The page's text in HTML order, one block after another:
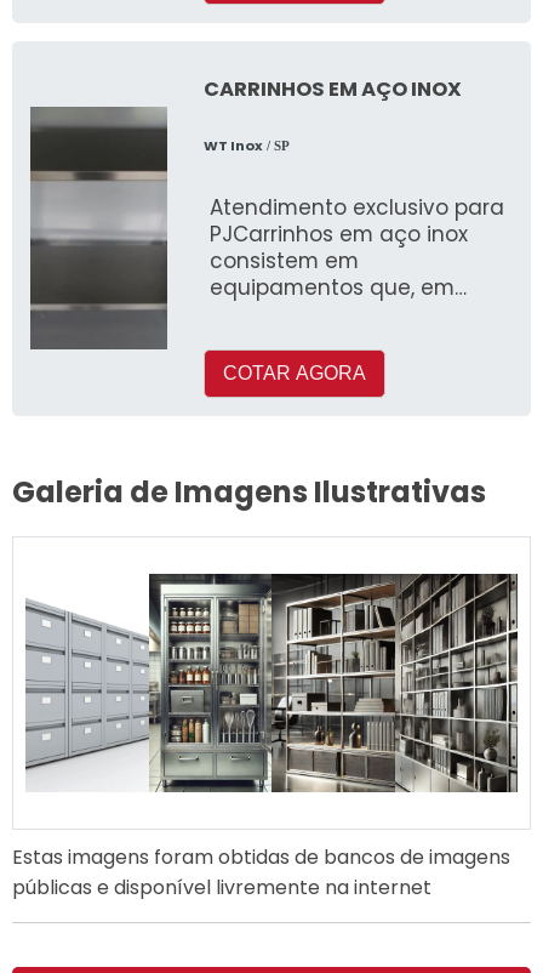
CARRINHOS EM AÇO INOX
WT Inox/ SP
Atendimento exclusivo para
PJCarrinhos em aço inox
consistem em
equipamentos que, em
espaços como laboratóri
COTAR AGORA
Galeria de Imagens Ilustrativas
Estas imagens foram obtidas de bancos de imagens
públicas e disponível livremente na internet